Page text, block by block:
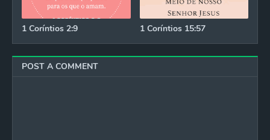
1 Coríntios 2:9 1 Coríntios 15:57
POST A COMMENT